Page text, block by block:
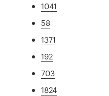
1041
58
1371
192
703
1824